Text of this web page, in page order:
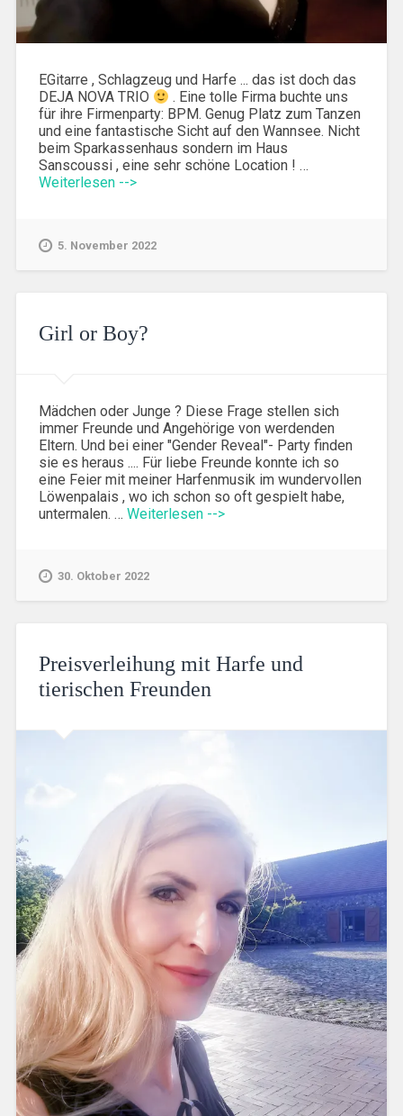
EGitarre , Schlagzeug und Harfe ... das ist doch das
DEJA NOVA TRIO
. Eine tolle Firma buchte uns
für ihre Firmenparty: BPM. Genug Platz zum Tanzen
und eine fantastische Sicht auf den Wannsee. Nicht
beim Sparkassenhaus sondern im Haus
Sanscoussi , eine sehr schöne Location ! …
Weiterlesen -->
5. November 2022
Girl or Boy?
Mädchen oder Junge ? Diese Frage stellen sich
immer Freunde und Angehörige von werdenden
Eltern. Und bei einer "Gender Reveal"- Party finden
sie es heraus .... Für liebe Freunde konnte ich so
eine Feier mit meiner Harfenmusik im wundervollen
Löwenpalais , wo ich schon so oft gespielt habe,
untermalen. … Weiterlesen -->
30. Oktober 2022
Preisverleihung mit Harfe und
tierischen Freunden